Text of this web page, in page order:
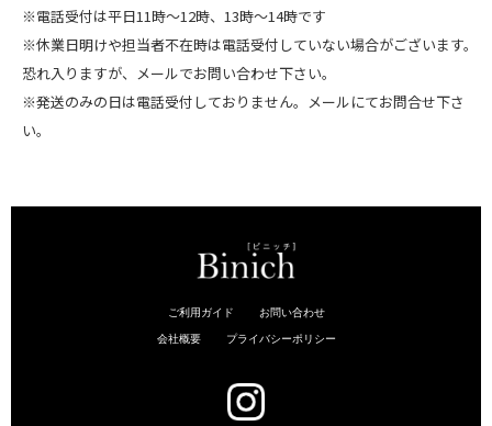
※電話受付は平日11時～12時、13時～14時です
※休業日明けや担当者不在時は電話受付していない場合がございます。
恐れ入りますが、メールでお問い合わせ下さい。
※発送のみの日は電話受付しておりません。メールにてお問合せ下さ
い。